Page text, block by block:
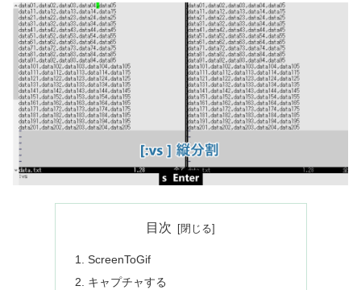
目次
ScreenToGif
キャプチャする